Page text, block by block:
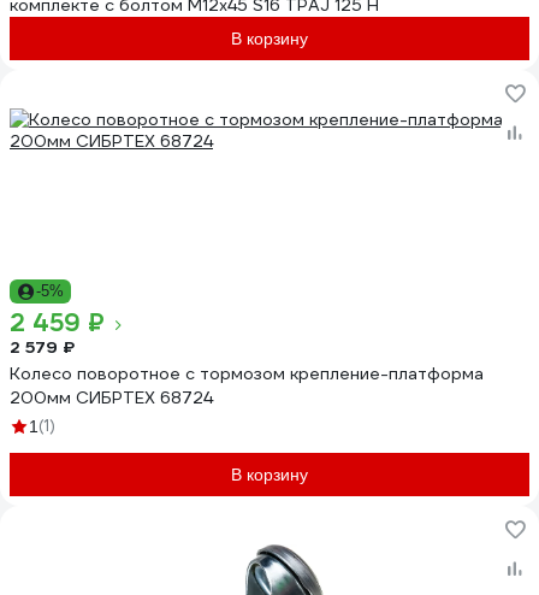
комплекте с болтом М12х45 S16 TPAJ 125 H
В корзину
-5%
2 459 ₽
2 579 ₽
Колесо поворотное с тормозом крепление-платформа
200мм СИБРТЕХ 68724
1 (1)
В корзину